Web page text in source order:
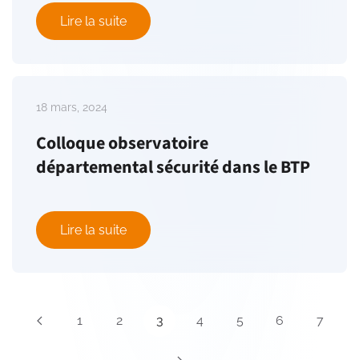
Lire la suite
18 mars, 2024
Colloque observatoire
départemental sécurité dans le BTP
Lire la suite
1 2 3 4 5 6 7